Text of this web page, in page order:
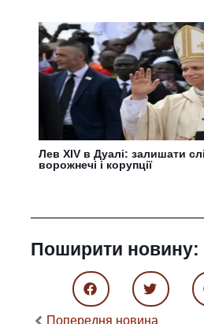
Лев XIV в Дуалі: залишати
ворожнечі і корупції
Поширити новину:
Попередня новина